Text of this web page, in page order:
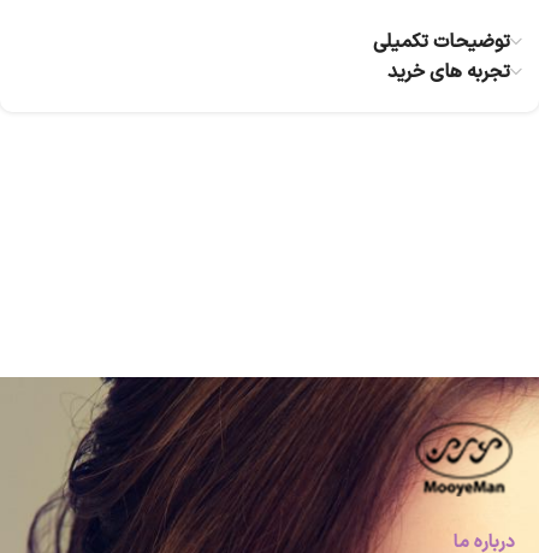
توضیحات تکمیلی
تجربه های خرید
درباره ما